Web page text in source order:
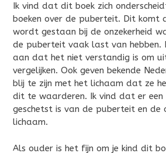
Ik vind dat dit boek zich
boeken over de puberteit. Dit
wordt gestaan bij de onzekerheid
de puberteit vaak last van hebben.
aan dat het niet verstandig is om
vergelijken. Ook geven bekende
blij te zijn met het lichaam dat ze
dit te waarderen. Ik vind dat er een
geschetst is van de puberteit en de
lichaam.
Als ouder is het fijn om je kind dit